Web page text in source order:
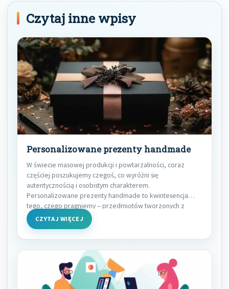
Czytaj inne wpisy
Personalizowane prezenty handmade
W świecie masowej produkcji i powtarzalności, coraz
częściej poszukujemy czegoś, co wyróżni się
autentycznością i osobistym charakterem.
Personalizowane prezenty handmade to kwintesencja
tego, czego pragniemy – przedmiotów tworzonych z
pasją,CZYTAJ WIĘCEJ